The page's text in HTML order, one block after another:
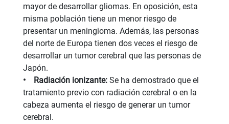
mayor de desarrollar gliomas. En oposición, esta
misma población tiene un menor riesgo de
presentar un meningioma. Además, las personas
del norte de Europa tienen dos veces el riesgo de
desarrollar un tumor cerebral que las personas de
Japón.
• Radiación ionizante: Se ha demostrado que el
tratamiento previo con radiación cerebral o en la
cabeza aumenta el riesgo de generar un tumor
cerebral.